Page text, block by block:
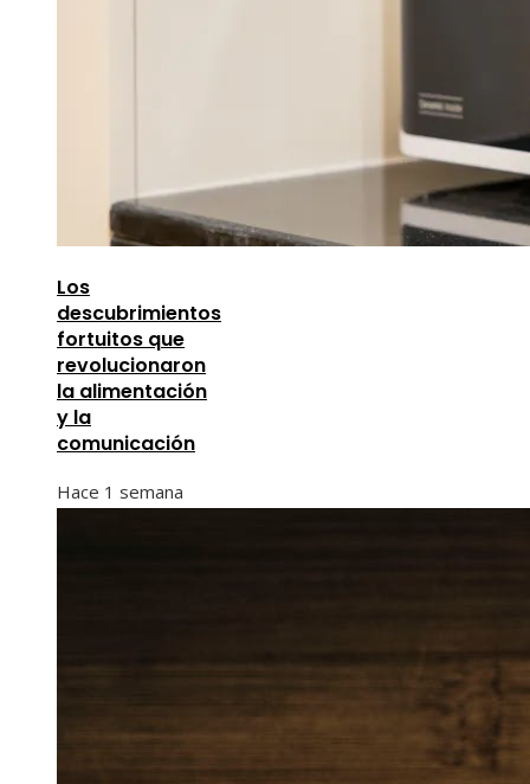
Los
descubrimientos
fortuitos que
revolucionaron
la alimentación
y la
comunicación
Hace 1 semana